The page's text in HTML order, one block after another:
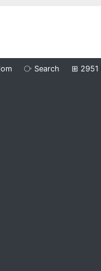
⧂ Search ⊞ 2951